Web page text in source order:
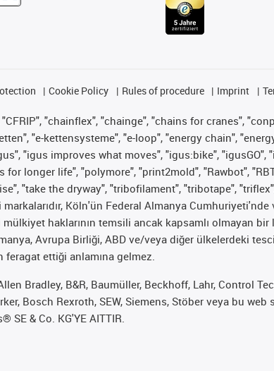
Cookie Policy Rules of procedure Imprint
"chainflex", "chainge", "chains for cranes",
"e-kettensysteme", "e-loop", "energy chain",
"igus improves what moves", "igus:bike",
longer life", "polymore", "print2mold", "Rawbot",
"take the dryway", "tribofilament", "tribotape",
Köln'ün Federal Almanya
mülkiyet haklarının temsili ancak kapsamlı olmayan
Avrupa Birliği, ABD ve/veya diğer ülkelerdeki
feragat ettiği anlamına gelmez.
Bradley, B&R, Baumüller, Beckhoff, Lahr, Control
Bosch Rexroth, SEW, Siemens, Stöber veya bu
SE & Co. KG'YE AITTIR.